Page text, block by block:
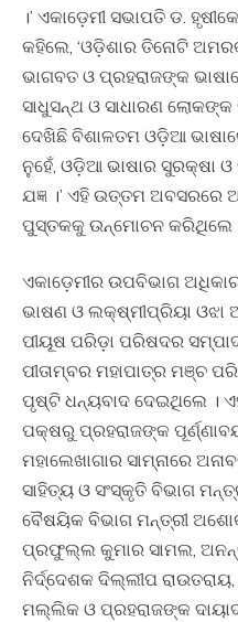
।’ ଏକାଡ଼େମୀ ସଭାପତି ଡ.
କହିଲେ, ‘ଓଡ଼ିଶାର ତିନୋଟି
ଭାଗବତ ଓ ପ୍ରହରାଜଙ୍କ
ସାଧୁସନ୍ଥ ଓ ସାଧାରଣ
ଦେଖିଛି ବିଶାଳତମ ଓଡ଼ିଆ
ନୁହେଁ, ଓଡ଼ିଆ ଭାଷାର ସୁରକ୍ଷା
ଯଜ୍ଞ ।’ ଏହି ଉତ୍ତମ ଅବସରରେ
ପୁସ୍ତକକୁ ଉନ୍ମୋଚନ କରିଥିଲେ
ଏକାଡ଼େମୀର ଉପବିଭାଗ
ଭାଷଣ ଓ ଲକ୍ଷ୍ମୀପ୍ରିୟା ଓଝା
ପୀୟୂଷ ପରିଡ଼ା ପରିଷଦର
ପୀତାମ୍ବର ମହାପାତ୍ର ମଞ୍ଚ
ପୃଷ୍ଟି ଧନ୍ୟବାଦ ଦେଇଥିଲେ ।
ପକ୍ଷରୁ ପ୍ରହରାଜଙ୍କ
ମହାଲେଖାଗାର ସାମ୍ନାରେ
ସାହିତ୍ୟ ଓ ସଂସ୍କୃତି ବିଭାଗ
ବୈଷୟିକ ବିଭାଗ ମନ୍ତ୍ରୀ
ପ୍ରଫୁଲ୍ଲ କୁମାର ସାମଲ, ଅନନ୍ତ
ନିର୍ଦ୍ଦେଶକ ଦିଲ୍ଲୀପ
ମଲ୍ଲିକ ଓ ପ୍ରହରାଜଙ୍କ